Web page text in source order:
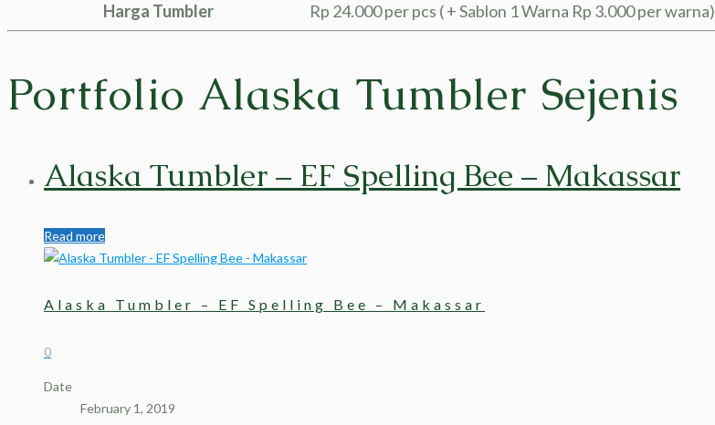
Harga Tumbler
Rp 24.000 per pcs ( + Sablon 1 Warna Rp 3.000 per warna)
Portfolio Alaska Tumbler Sejenis
Alaska Tumbler – EF Spelling Bee – Makassar
Read more
Alaska Tumbler – EF Spelling Bee – Makassar
0
Date
February 1, 2019